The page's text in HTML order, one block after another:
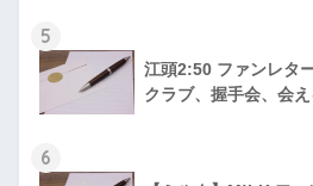
5
江頭2:50 ファンレタ
クラブ、握手会、会
6